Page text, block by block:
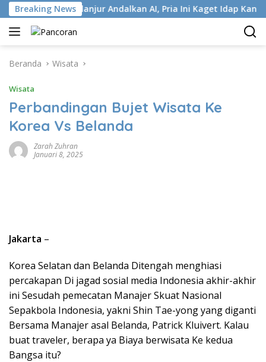
Langsung
ke
konten
Breaking News
Terlanjur Andalkan AI, Pria Ini Kaget Idap Kanker
Beranda Wisata
Wisata
Perbandingan Bujet Wisata Ke
Korea Vs Belanda
Zarah Zuhran
Januari 8, 2025
Jakarta –
Korea Selatan dan Belanda Ditengah menghiasi
percakapan Di jagad sosial media Indonesia akhir-akhir
ini Sesudah pemecatan Manajer Skuat Nasional
Sepakbola Indonesia, yakni Shin Tae-yong yang diganti
Bersama Manajer asal Belanda, Patrick Kluivert. Kalau
buat traveler, berapa ya Biaya berwisata Ke kedua
Bangsa itu?